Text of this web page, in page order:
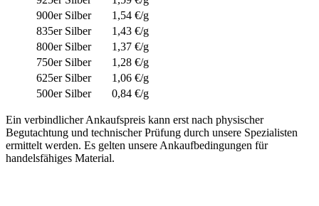
900er Silber
1,54 €/g
835er Silber
1,43 €/g
800er Silber
1,37 €/g
750er Silber
1,28 €/g
625er Silber
1,06 €/g
500er Silber
0,84 €/g
Ein verbindlicher Ankaufspreis kann erst nach physischer
Begutachtung und technischer Prüfung durch unsere Spezialisten
ermittelt werden. Es gelten unsere Ankaufbedingungen für
handelsfähiges Material.